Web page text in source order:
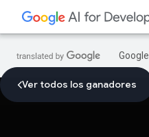
Ver todos los ganadores